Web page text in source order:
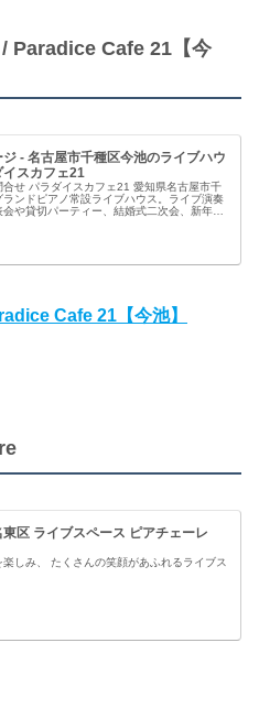
Paradice Cafe 21【今
ジ - 名古屋市千種区今池のライブハウ
イスカフェ21
合せ パラダイスカフェ21 愛知県名古屋市千
ランドピアノ常設ライブハウス。ライブ演奏
会や貸切パーティー、結婚式二次会、新年
Cafe 21【今池】
区 ライブスペース ピアチェーレ
楽しみ、 たくさんの笑顔があふれるライブス